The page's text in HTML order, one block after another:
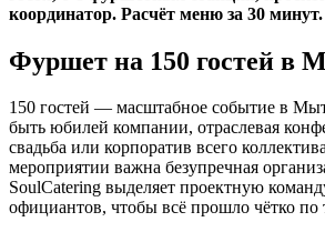
координатор. Расчёт меню за 30 минут.
Фуршет на 150 гостей в
150 гостей — масштабное событие в
быть юбилей компании, отраслевая
свадьба или корпоратив всего
мероприятии важна безупречная
SoulCatering выделяет проектную
официантов, чтобы всё прошло чётко по